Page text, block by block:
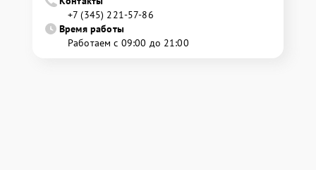
+7 (345) 221-57-86
Время работы
Работаем с 09:00 до 21:00